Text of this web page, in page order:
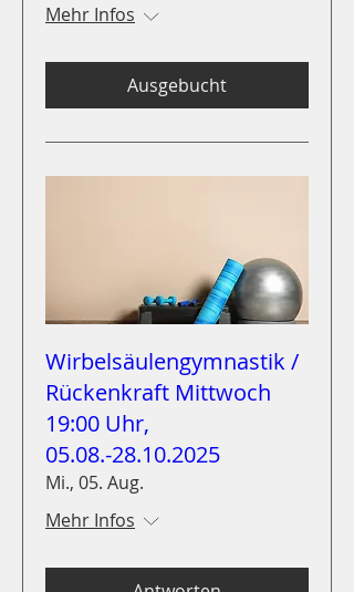
Mehr Infos
Ausgebucht
Wirbelsäulengymnastik /
Rückenkraft Mittwoch
19:00 Uhr,
05.08.-28.10.2025
Mi., 05. Aug.
Mehr Infos